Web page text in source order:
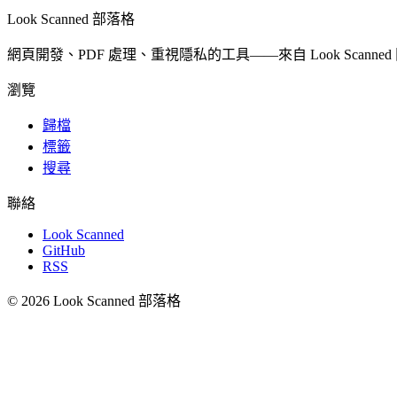
Look Scanned 部落格
網頁開發、PDF 處理、重視隱私的工具——來自 Look Scanned
瀏覽
歸檔
標籤
搜尋
聯絡
Look Scanned
GitHub
RSS
© 2026 Look Scanned 部落格